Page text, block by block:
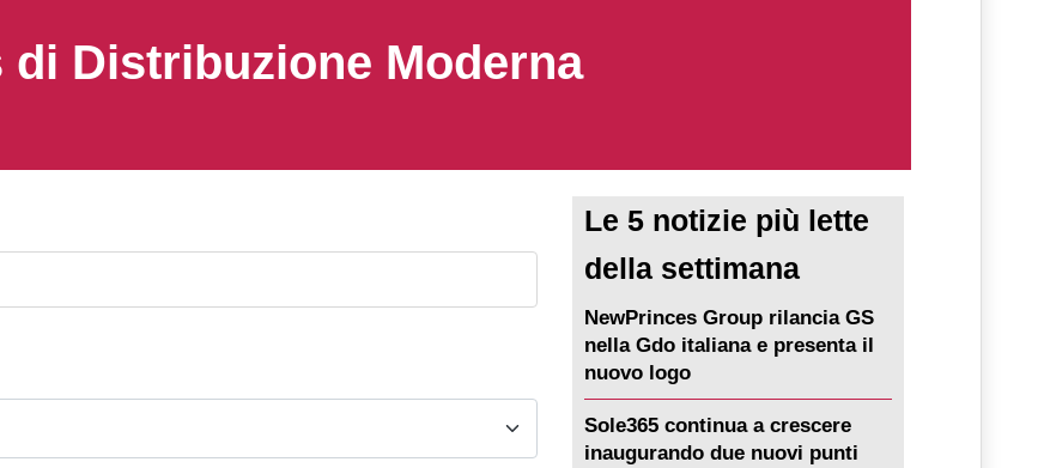
di Distribuzione Moderna
Le 5 notizie più lette
della settimana
NewPrinces Group rilancia GS
nella Gdo italiana e presenta il
nuovo logo
Sole365 continua a crescere
inaugurando due nuovi punti